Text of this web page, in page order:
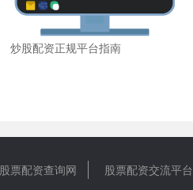
炒股配资正规平台指南
股票配资查询网 股票配资交流平台